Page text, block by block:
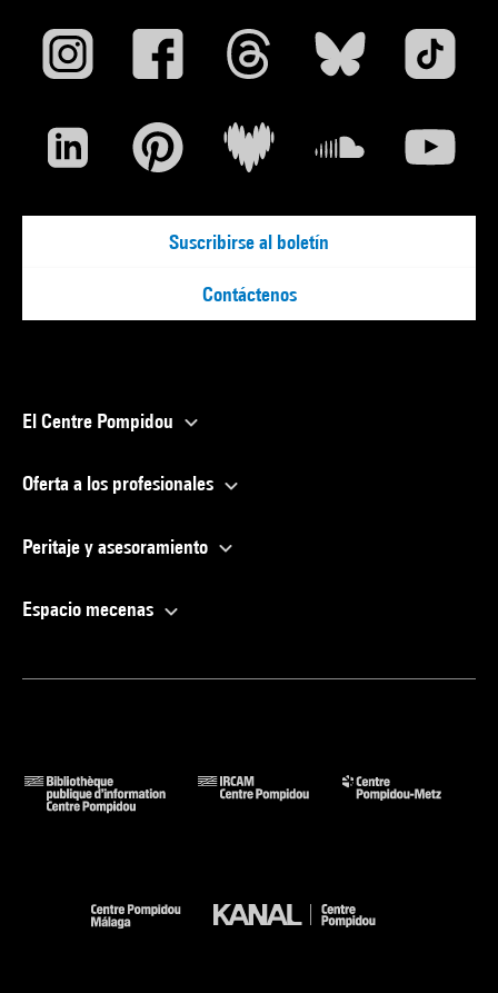
Suscribirse al boletín
Contáctenos
El Centre Pompidou
Oferta a los profesionales
Peritaje y asesoramiento
Espacio mecenas